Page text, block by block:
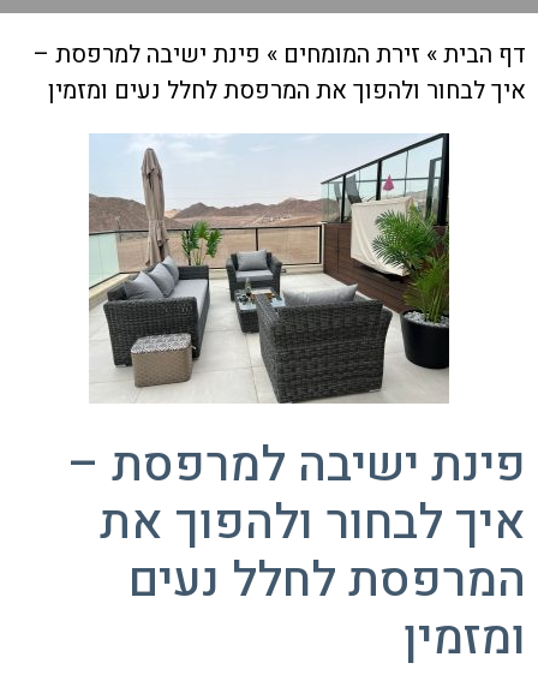
דף הבית» זירת המומחים » פינת ישיבה למרפסת –
איך לבחור ולהפוך את המרפסת לחלל נעים ומזמין
פינת ישיבה למרפסת –
איך לבחור ולהפוך את
המרפסת לחלל נעים
ומזמין